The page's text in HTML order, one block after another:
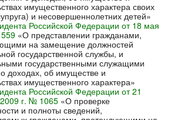
имущественного характера своих
и несовершеннолетних детей»
Российской Федерации от 18 мая
«О представлении гражданами,
на замещение должностей
государственной службы, и
государственными служащими
доходах, об имуществе и
имущественного характера»
Российской Федерации от 21
г. № 1065 «О проверке
и полноты сведений,